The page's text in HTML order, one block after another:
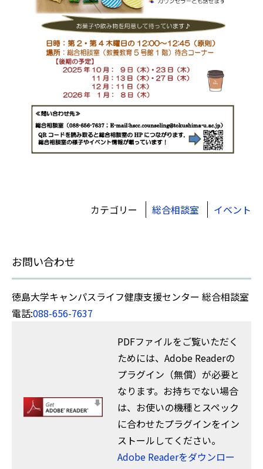
カテゴリー 総合相談室 イベント
お問い合わせ
徳島大学キャンパスライフ健康支援センター 総合相談室
電話:088-656-7637
PDFファイルをご覧いただく
ためには、Adobe Readerの
プラグイン（無償）が必要と
なります。お持ちでない場合
は、お使いの機種とスペック
に合わせたプラグインをイン
ストールしてください。
Adobe Readerをダウンロー